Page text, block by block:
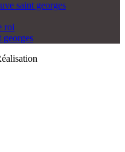
saint georges
roi
georges